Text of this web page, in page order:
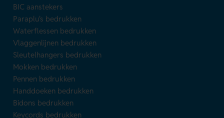
BIC aanstekers
Paraplu's bedrukken
Waterflessen bedrukken
Vlaggenlijnen bedrukken
Sleutelhangers bedrukken
Mokken bedrukken
Pennen bedrukken
Handdoeken bedrukken
Bidons bedrukken
Keycords bedrukken